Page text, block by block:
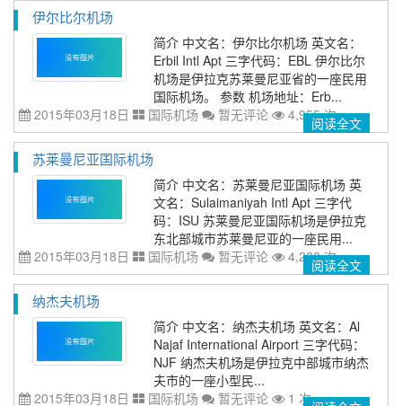
伊尔比尔机场
简介 中文名：伊尔比尔机场 英文名：
Erbil Intl Apt 三字代码：EBL 伊尔比尔
机场是伊拉克苏莱曼尼亚省的一座民用
国际机场。 参数 机场地址：Erb...
2015年03月18日
国际机场 暂无评论 4,955 次阅读全文
苏莱曼尼亚国际机场
简介 中文名：苏莱曼尼亚国际机场 英
文名：Sulaimaniyah Intl Apt 三字代
码：ISU 苏莱曼尼亚国际机场是伊拉克
东北部城市苏莱曼尼亚的一座民用...
2015年03月18日
国际机场 暂无评论 4,288 次阅读全文
纳杰夫机场
简介 中文名：纳杰夫机场 英文名：Al
Najaf International Airport 三字代码：
NJF 纳杰夫机场是伊拉克中部城市纳杰
夫市的一座小型民...
2015年03月18日
国际机场 暂无评论 1 次